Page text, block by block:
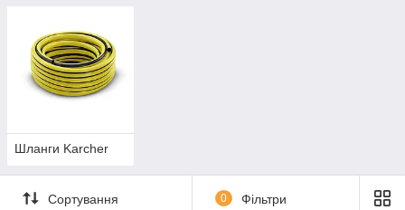
Шланги Karcher
Сортування 0 Фільтри